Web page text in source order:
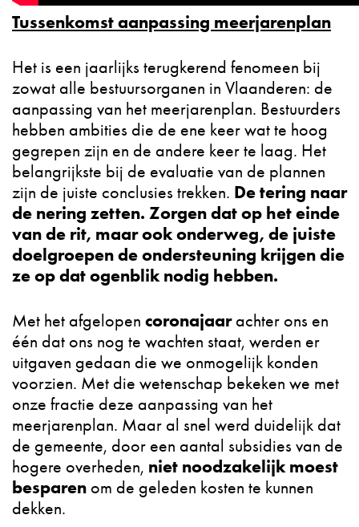
Tussenkomst aanpassing meerjarenplan
Het is een jaarlijks terugkerend fenomeen bij
zowat alle bestuursorganen in Vlaanderen: de
aanpassing van het meerjarenplan. Bestuurders
hebben ambities die de ene keer wat te hoog
gegrepen zijn en de andere keer te laag. Het
belangrijkste bij de evaluatie van de plannen
zijn de juiste conclusies trekken. De tering naar
de nering zetten. Zorgen dat op het einde
van de rit, maar ook onderweg, de juiste
doelgroepen de ondersteuning krijgen die
ze op dat ogenblik nodig hebben.
Met het afgelopen coronajaarachter ons en
één dat ons nog te wachten staat, werden er
uitgaven gedaan die we onmogelijk konden
voorzien. Met die wetenschap bekeken we met
onze fractie deze aanpassing van het
meerjarenplan. Maar al snel werd duidelijk dat
de gemeente, door een aantal subsidies van de
hogere overheden, niet noodzakelijk moest
besparen om de geleden kosten te kunnen
dekken.